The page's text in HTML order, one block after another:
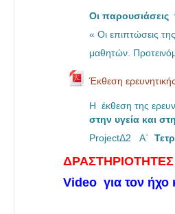
Οι
« Οι επιπτώσεις
μαθητών.
Έκθεση
Η έκθεση της
στην υγεία και
ProjectΔ2 Α΄
Video για τον ήχο